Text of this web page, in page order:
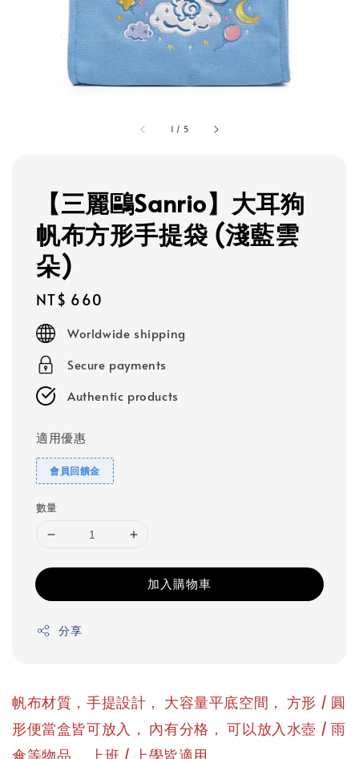
1 / 5
【三麗鷗Sanrio】大耳狗
帆布方形手提袋 (淺藍雲
朵)
Regular
price
NT$ 660
Worldwide shipping
Secure payments
Authentic products
適用優惠
會員回饋金
數量
加入購物車
分享
帆布材質，手提設計 ， 大容量平底空間 ， 方形 / 圓
形便當盒皆可放入 ， 內有分格 ， 可以放入水壺 / 雨
傘等物品 ， 上班 / 上學皆適用